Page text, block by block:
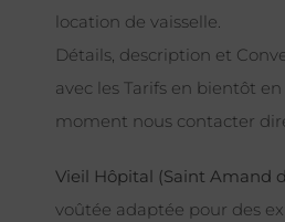
location de vaisselle.
Détails, description et
avec les Tarifs en bientôt
moment nous contacter
Vieil Hôpital (Saint Amand
voûtée adaptée pour des